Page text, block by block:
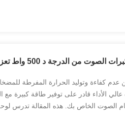
من الدرجة د 500 واط تعزز كفاءة الصوت
كفاءة وتوليد الحرارة المفرطة
الأداء قادر على توفير طاقة كبيرة مع
الصوت الخاص بك. هذه المقالة تدرس